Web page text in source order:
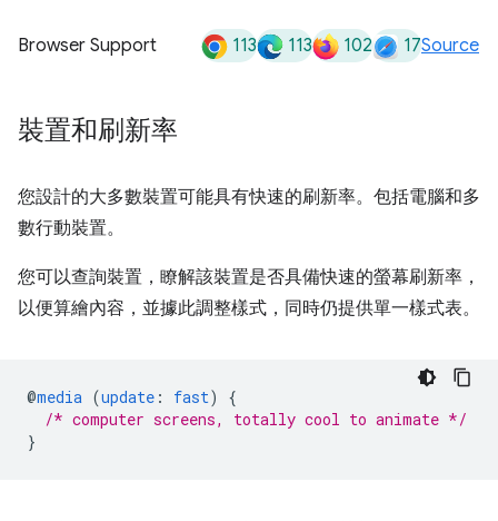
Browser Support 113 113 102 17Source
裝置和刷新率
您設計的大多數裝置可能具有快速的刷新率。包括電腦和多
數行動裝置。
您可以查詢裝置，瞭解該裝置是否具備快速的螢幕刷新率，
以便算繪內容，並據此調整樣式，同時仍提供單一樣式表。
@media (update : fast)
{
/* computer screens, totally cool to animate */
}